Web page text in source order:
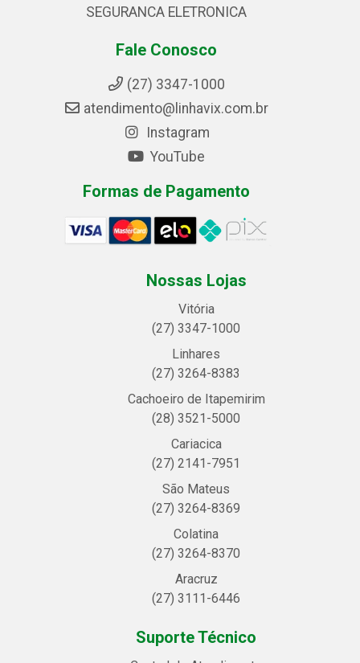
SEGURANCA ELETRONICA
Fale Conosco
(27) 3347-1000
atendimento@linhavix.com.br
Instagram
YouTube
Formas de Pagamento
Nossas Lojas
Vitória
(27) 3347-1000
Linhares
(27) 3264-8383
Cachoeiro de Itapemirim
(28) 3521-5000
Cariacica
(27) 2141-7951
São Mateus
(27) 3264-8369
Colatina
(27) 3264-8370
Aracruz
(27) 3111-6446
Suporte Técnico